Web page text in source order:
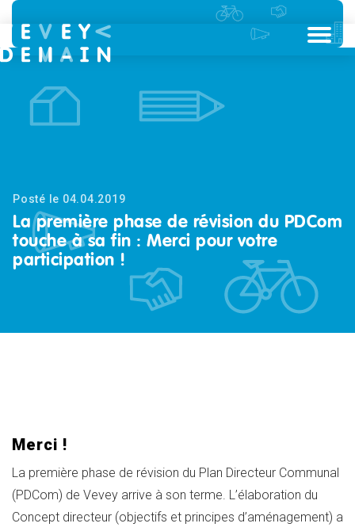
Posté le 04.04.2019
La première phase de révision du PDCom
touche à sa fin : Merci pour votre
participation !
Merci !
La première phase de révision du Plan Directeur Communal
(PDCom) de Vevey arrive à son terme. L’élaboration du
Concept directeur (objectifs et principes d’aménagement) a